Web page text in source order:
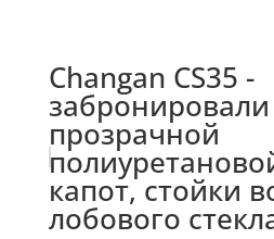
Changan CS35 -
забронировали
прозрачной
капот, стойки
лобового